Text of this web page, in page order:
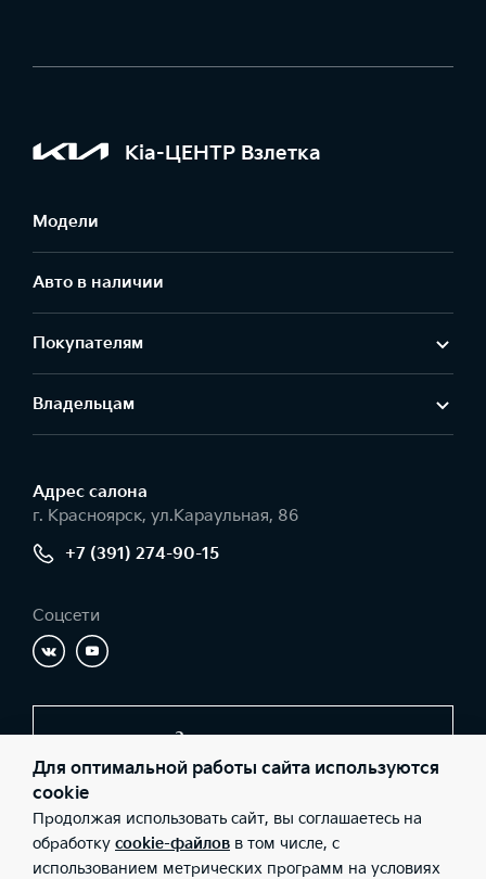
Kia-ЦЕНТР Взлетка
Модели
Авто в наличии
Покупателям
Владельцам
Адрес салонa
г. Красноярск, ул.Караульная, 86
+7 (391) 274-90-15
Соцсети
Заказать звонок
© 2026 Юридические лица ООО «СИАЛАВТО-Взлётка»
(Фактический адрес: г. Красноярск, ул.Караульная, 86; Телефон:
+7 (391) 274-90-15; ИНН: 2465189962; ОГРН: 1182468067055),
ООО «Киа Россия и СНГ» (Фактический адрес: г.Москва, Валовая
Для оптимальной работы сайта используются
cookie
Продолжая использовать сайт, вы соглашаетесь на
обработку cookie-файлов в том числе, с
использованием метрических программ на условиях